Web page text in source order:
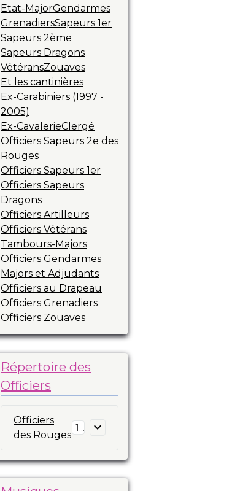
Etat-MajorGendarmes
GrenadiersSapeurs 1er
Sapeurs 2ème
Sapeurs Dragons
VétéransZouaves
Et les cantinières
Ex-Carabiniers (1997 -
2005)
Ex-CavalerieClergé
Officiers Sapeurs 2e des
Rouges
Officiers Sapeurs 1er
Officiers Sapeurs
Dragons
Officiers Artilleurs
Officiers Vétérans
Tambours-Majors
Officiers Gendarmes
Majors et Adjudants
Officiers au Drapeau
Officiers Grenadiers
Officiers Zouaves
Répertoire des
Officiers
Officiers
des Rouges
16